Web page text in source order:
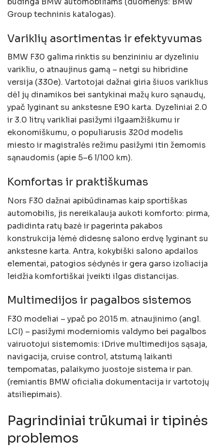
Group techninis katalogas).
Variklių asortimentas ir efektyvumas
BMW F30 galima rinktis su benzininiu ar dyzeliniu
varikliu, o atnaujinus gamą – netgi su hibridine
versija (330e). Vartotojai dažnai giria šiuos variklius
dėl jų dinamikos bei santykinai mažų kuro sąnaudų,
ypač lyginant su ankstesne E90 karta. Dyzeliniai 2.0
ir 3.0 litrų varikliai pasižymi ilgaamžiškumu ir
ekonomiškumu, o populiarusis 320d modelis
miesto ir magistralės režimu pasižymi itin žemomis
sąnaudomis (apie 5–6 l/100 km).
Komfortas ir praktiškumas
Nors F30 dažnai apibūdinamas kaip sportiškas
automobilis, jis nereikalauja aukoti komforto: pirma,
padidinta ratų bazė ir pagerinta pakabos
konstrukcija lėmė didesnę salono erdvę lyginant su
ankstesne karta. Antra, kokybiški salono apdailos
elementai, patogios sėdynės ir gera garso izoliacija
leidžia komfortiškai įveikti ilgas distancijas.
Multimedijos ir pagalbos sistemos
F30 modeliai – ypač po 2015 m. atnaujinimo (angl.
LCI) – pasižymi moderniomis valdymo bei pagalbos
vairuotojui sistemomis: iDrive multimedijos sąsaja,
navigacija, cruise control, atstumą laikanti
tempomatas, palaikymo juostoje sistema ir pan.
(remiantis BMW oficialia dokumentacija ir vartotojų
atsiliepimais).
Pagrindiniai trūkumai ir tipinės
problemos